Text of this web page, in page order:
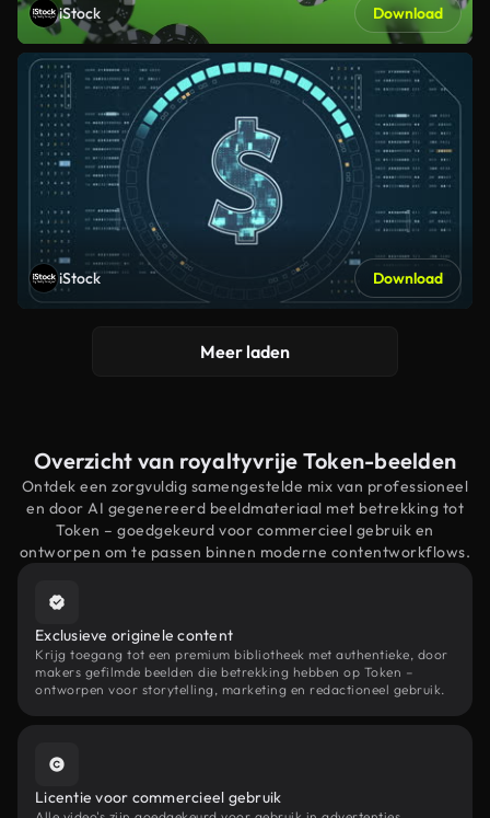
iStock Download
iStock Download
Meer laden
Overzicht van royaltyvrije Token-beelden
Ontdek een zorgvuldig samengestelde mix van professioneel
en door AI gegenereerd beeldmateriaal met betrekking tot
Token – goedgekeurd voor commercieel gebruik en
ontworpen om te passen binnen moderne contentworkflows.
Exclusieve originele content
Krijg toegang tot een premium bibliotheek met authentieke, door
makers gefilmde beelden die betrekking hebben op Token –
ontworpen voor storytelling, marketing en redactioneel gebruik.
Licentie voor commercieel gebruik